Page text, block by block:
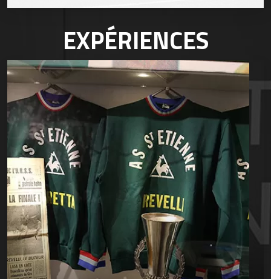
EXPÉRIENCES